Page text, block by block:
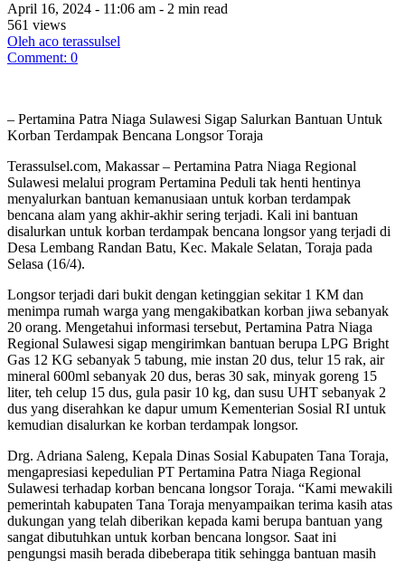
April 16, 2024 - 11:06 am - 2 min read
561 views
Oleh aco terassulsel
Comment: 0
– Pertamina Patra Niaga Sulawesi Sigap Salurkan Bantuan Untuk
Korban Terdampak Bencana Longsor Toraja
Terassulsel.com, Makassar – Pertamina Patra Niaga Regional
Sulawesi melalui program Pertamina Peduli tak henti hentinya
menyalurkan bantuan kemanusiaan untuk korban terdampak
bencana alam yang akhir-akhir sering terjadi. Kali ini bantuan
disalurkan untuk korban terdampak bencana longsor yang terjadi di
Desa Lembang Randan Batu, Kec. Makale Selatan, Toraja pada
Selasa (16/4).
Longsor terjadi dari bukit dengan ketinggian sekitar 1 KM dan
menimpa rumah warga yang mengakibatkan korban jiwa sebanyak
20 orang. Mengetahui informasi tersebut, Pertamina Patra Niaga
Regional Sulawesi sigap mengirimkan bantuan berupa LPG Bright
Gas 12 KG sebanyak 5 tabung, mie instan 20 dus, telur 15 rak, air
mineral 600ml sebanyak 20 dus, beras 30 sak, minyak goreng 15
liter, teh celup 15 dus, gula pasir 10 kg, dan susu UHT sebanyak 2
dus yang diserahkan ke dapur umum Kementerian Sosial RI untuk
kemudian disalurkan ke korban terdampak longsor.
Drg. Adriana Saleng, Kepala Dinas Sosial Kabupaten Tana Toraja,
mengapresiasi kepedulian PT Pertamina Patra Niaga Regional
Sulawesi terhadap korban bencana longsor Toraja. “Kami mewakili
pemerintah kabupaten Tana Toraja menyampaikan terima kasih atas
dukungan yang telah diberikan kepada kami berupa bantuan yang
sangat dibutuhkan untuk korban bencana longsor. Saat ini
pengungsi masih berada dibeberapa titik sehingga bantuan masih